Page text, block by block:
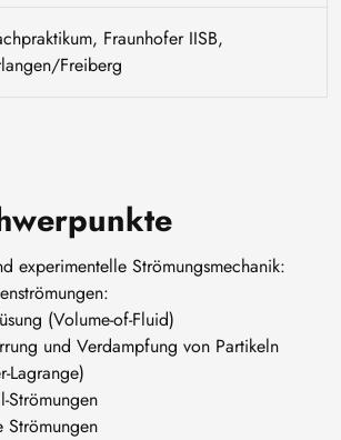
Fraunhofer IISB,
Freiberg
experimentelle Strömungsmechanik:
(Volume-of-Fluid)
und Verdampfung von Partikeln
Lagrange)
Strömungen
Strömungen